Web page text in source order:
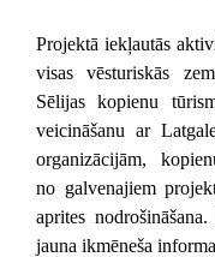
Projektā iekļautās
visas vēsturiskās
Sēlijas kopienu
veicināšanu ar
organizācijām,
no galvenajiem
aprites
jauna ikmēneša